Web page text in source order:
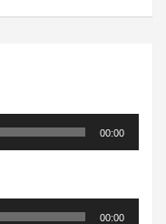
00:00
00:00